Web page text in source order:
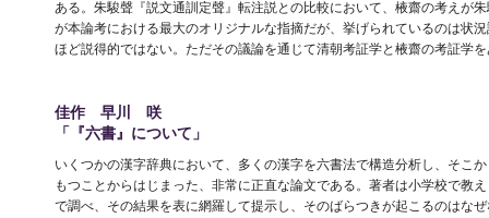
ある。朱駿聲『説文通訓定聲』転注説との比較において、棭齋の考えが
が本論考における最大のオリジナルな指摘だが、挙げられているのは状
ほど説得的ではない。ただその議論を通じて清朝考証学と棭齋の考証学
佳作 早川 咲
「『六書』について」
いくつかの漢字辞典において、多くの漢字を六書法で構造分析し、そこ
もつことからはじまった、非常に正直な論文である。著者は小学校で教
で調べ、その結果を表に網羅して提示し、そのばらつきが起こるのはな